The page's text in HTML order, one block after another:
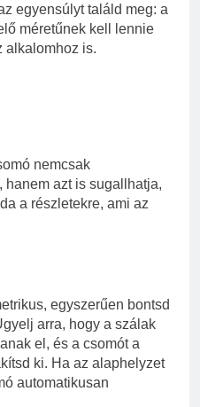
egyensúlyt találd meg: a
méretűnek kell lennie
alkalomhoz is.
nemcsak
hanem azt is sugallhatja,
a részletekre, ami az
egyszerűen bontsd
arra, hogy a szálak
el, és a csomót a
ki. Ha az alaphelyzet
automatikusan